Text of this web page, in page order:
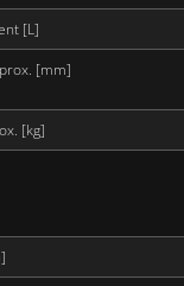
[L]
[mm]
[kg]